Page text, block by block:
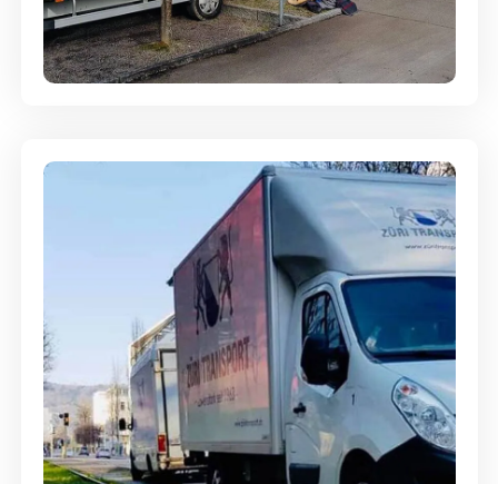
Entsorgung & Räumung